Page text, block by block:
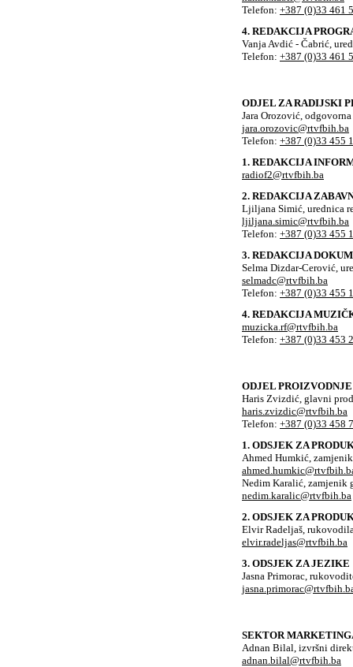
Telefon: +387 (0)33 461
4. REDAKCIJA
Vanja Avdić - Čabrić,
Telefon: +387 (0)33 461
ODJEL ZA RADIJSKI
Jara Orozović,
jara.orozovic@rtvfbih.ba
Telefon: +387 (0)33 455
1. REDAKCIJA
radiof2@rtvfbih.ba
2. REDAKCIJA
Ljiljana Simić, urednica
ljiljana.simic@rtvfbih.ba
Telefon: +387 (0)33 455
3. REDAKCIJA
Selma Dizdar-Cerović,
selmadc@rtvfbih.ba
Telefon: +387 (0)33 455
4. REDAKCIJA
muzicka.rf@rtvfbih.ba
Telefon: +387 (0)33 453
ODJEL
Haris Zvizdić, glavni
haris.zvizdic@rtvfbih.ba
Telefon: +387 (0)33 458
1. ODSJEK ZA
Ahmed Humkić,
Nedim Karalić, zamjenik
nedim.karalic@rtvfbih.ba
2. ODSJEK ZA
Elvir Radeljaš,
elvir.radeljas@rtvfbih.ba
3. ODSJEK ZA JEZIKE
Jasna Primorac,
SEKTOR
Adnan Bilal, izvršni
adnan.bilal@rtvfbih.ba